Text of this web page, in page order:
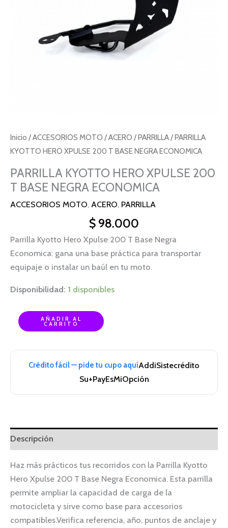
Inicio /ACCESORIOS MOTO /ACERO /PARRILLA/ PARRILLA
KYOTTO HERO XPULSE 200 T BASE NEGRA ECONOMICA
PARRILLA KYOTTO HERO XPULSE 200
T BASE NEGRA ECONOMICA
ACCESORIOS MOTO, ACERO, PARRILLA
$ 98.000
Parrilla Kyotto Hero Xpulse 200 T Base Negra
Economica: gana una base práctica para transportar
equipaje o instalar un baúl en tu moto.
Disponibilidad: 1 disponibles
cantidad
AÑADIR AL
CARRITO
Crédito fácil — pide tu cupo aquíAddiSistecrédito
Su+PayEsMiOpción
Descripción
Haz más prácticos tus recorridos con la Parrilla Kyotto
Hero Xpulse 200 T Base Negra Economica. Esta parrilla
permite ampliar la capacidad de carga de la
motocicleta y sirve como base para accesorios
compatibles.Verifica referencia, año, puntos de anclaje y